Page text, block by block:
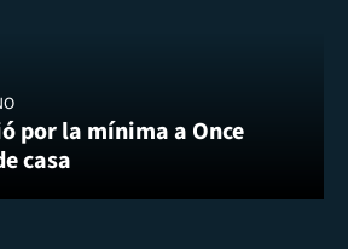
por la mínima a Once
casa